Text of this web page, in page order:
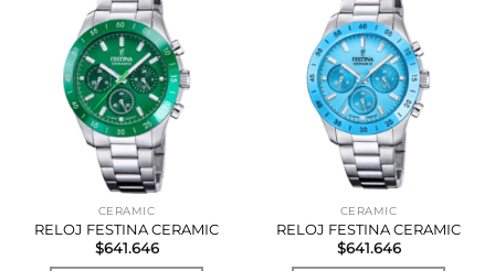
CERAMIC
RELOJ FESTINA CERAMIC
$641.646
CERAMIC
RELOJ FESTINA CERAMIC
$641.646